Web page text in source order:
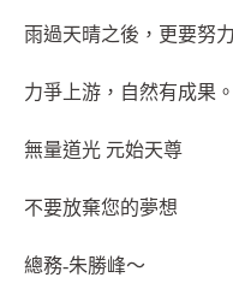
雨過天晴之後，更要努
力爭上游，自然有成果。
無量道光 元始天尊
不要放棄您的夢想
總務-朱勝峰～